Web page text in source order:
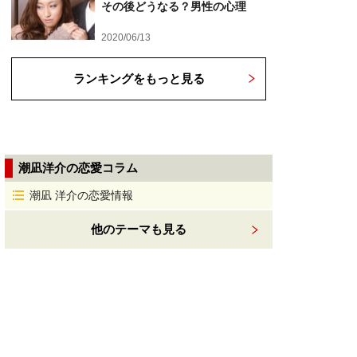
その後どうなる？男性の心理
2020/06/13
ランキングをもっと見る
潮凪洋介の恋愛コラム
潮凪 洋介の恋愛情報
他のテーマも見る